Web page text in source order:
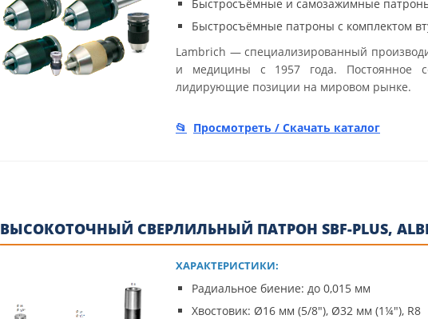
Быстросъёмные и самозажимные
Быстросъёмные патроны с комплектом
Lambrich — специализированный
и медицины с 1957 года. Постоянное
лидирующие позиции на мировом рынке.
Просмотреть / Скачать каталог
ВЫСОКОТОЧНЫЙ СВЕРЛИЛЬНЫЙ ПАТРОН SBF-PLUS,
ХАРАКТЕРИСТИКИ:
Радиальное биение: до 0,015 мм
Хвостовик: Ø16 мм (5/8"), Ø32 мм (1¼"), R8